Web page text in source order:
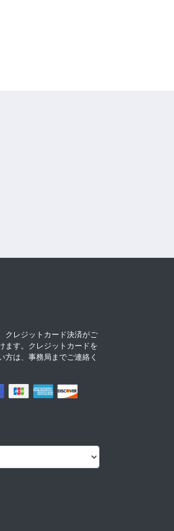
クレジットカード決済がご
ます。クレジットカードを
方は、事務局までご連絡く